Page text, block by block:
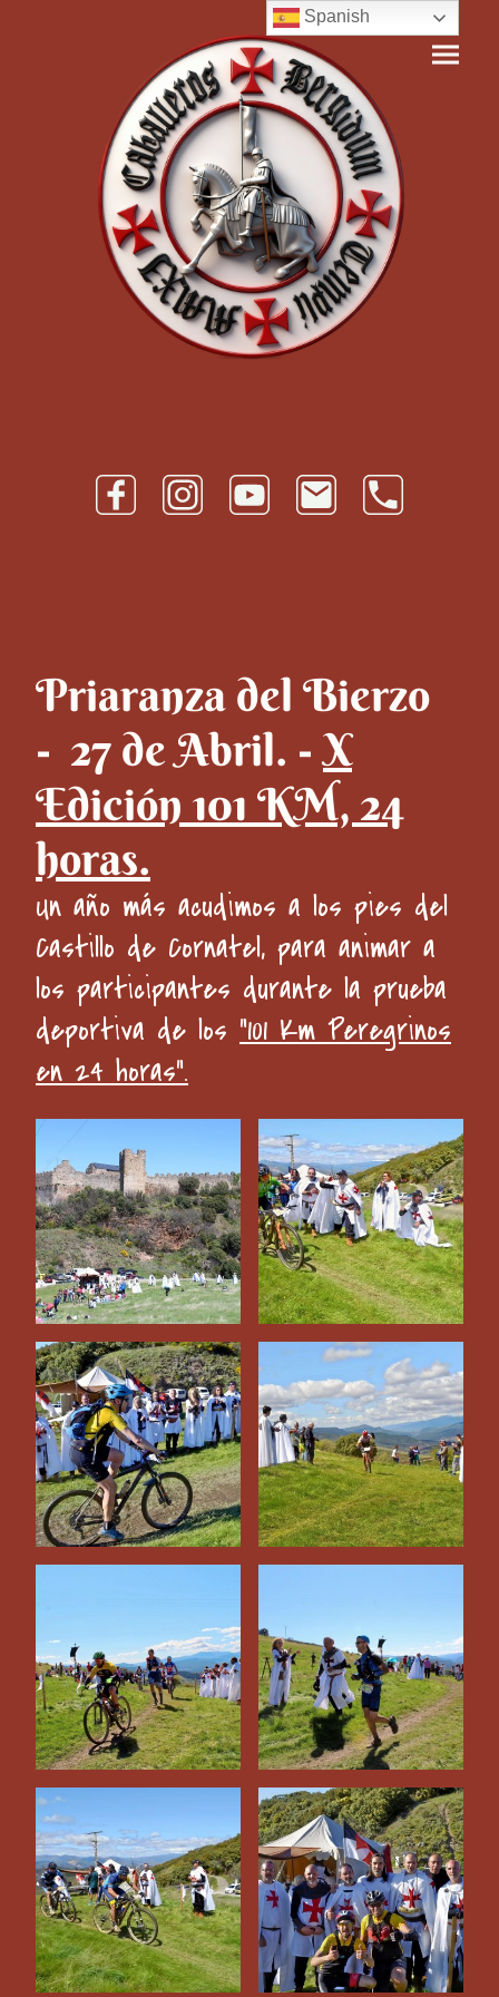
Priaranza del Bierzo
- 27 de Abril. -X
Edición 101 KM, 24
horas.
Un año más acudimos a los pies del
Castillo de Cornatel, para animar a
los participantes durante la prueba
deportiva de los “101 Km Peregrinos
en 24 horas”.
Spanish